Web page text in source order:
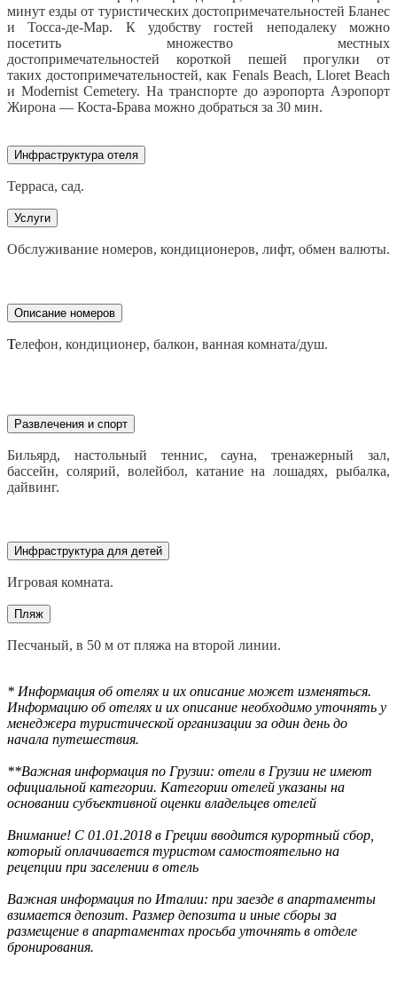
минут езды от туристических достопримечательностей Бланес
и Тосса-де-Мар. К удобству гостей неподалеку можно
посетить множество местных
достопримечательностей короткой пешей прогулки от
таких достопримечательностей, как Fenals Beach, Lloret Beach
и Modernist Cemetery. На транспорте до аэропорта Аэропорт
Жирона — Коста-Брава можно добраться за 30 мин.
Инфраструктура отеля
Терраса, сад.
Услуги
Обслуживание номеров, кондиционеров, лифт, обмен валюты.
Описание номеров
Телефон, кондиционер, балкон, ванная комната/душ.
Развлечения и спорт
Бильярд, настольный теннис, сауна, тренажерный зал,
бассейн, солярий, волейбол, катание на лошадях, рыбалка,
дайвинг.
Инфраструктура для детей
Игровая комната.
Пляж
Песчаный, в 50 м от пляжа на второй линии.
* Информация об отелях и их описание может изменяться.
Информацию об отелях и их описание необходимо уточнять у
менеджера туристической организации за один день до
начала путешествия.
**Важная информация по Грузии: отели в Грузии не имеют
официальной категории. Категории отелей указаны на
основании субъективной оценки владельцев отелей
Внимание! С 01.01.2018 в Греции вводится курортный сбор,
который оплачивается туристом самостоятельно на
рецепции при заселении в отель
Важная информация по Италии: при заезде в апартаменты
взимается депозит. Размер депозита и иные сборы за
размещение в апартаментах просьба уточнять в отделе
бронирования.